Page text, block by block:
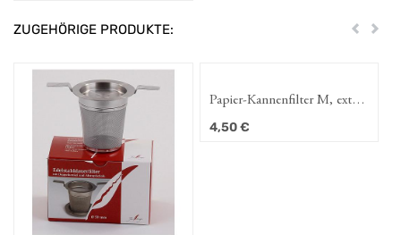
ZUGEHÖRIGE PRODUKTE: Zurück
Papier-Kannenfilter M, extra
lang
4,50€